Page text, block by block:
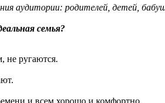
аудитории: родителей, детей,
семья?
не ругаются.
и всем хорошо и комфортно.